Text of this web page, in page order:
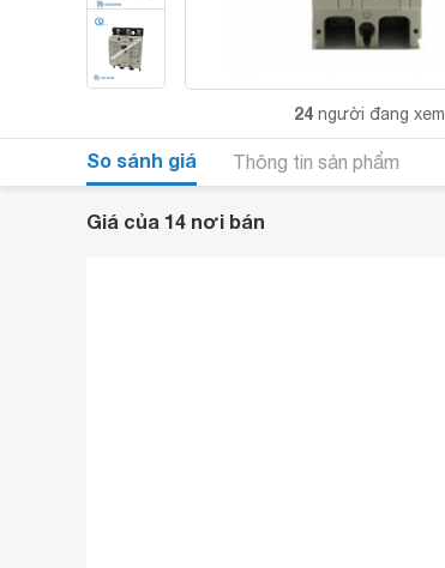
24 người đang xem
So sánh giá Thông tin sản phẩm
Giá của 14 nơi bán